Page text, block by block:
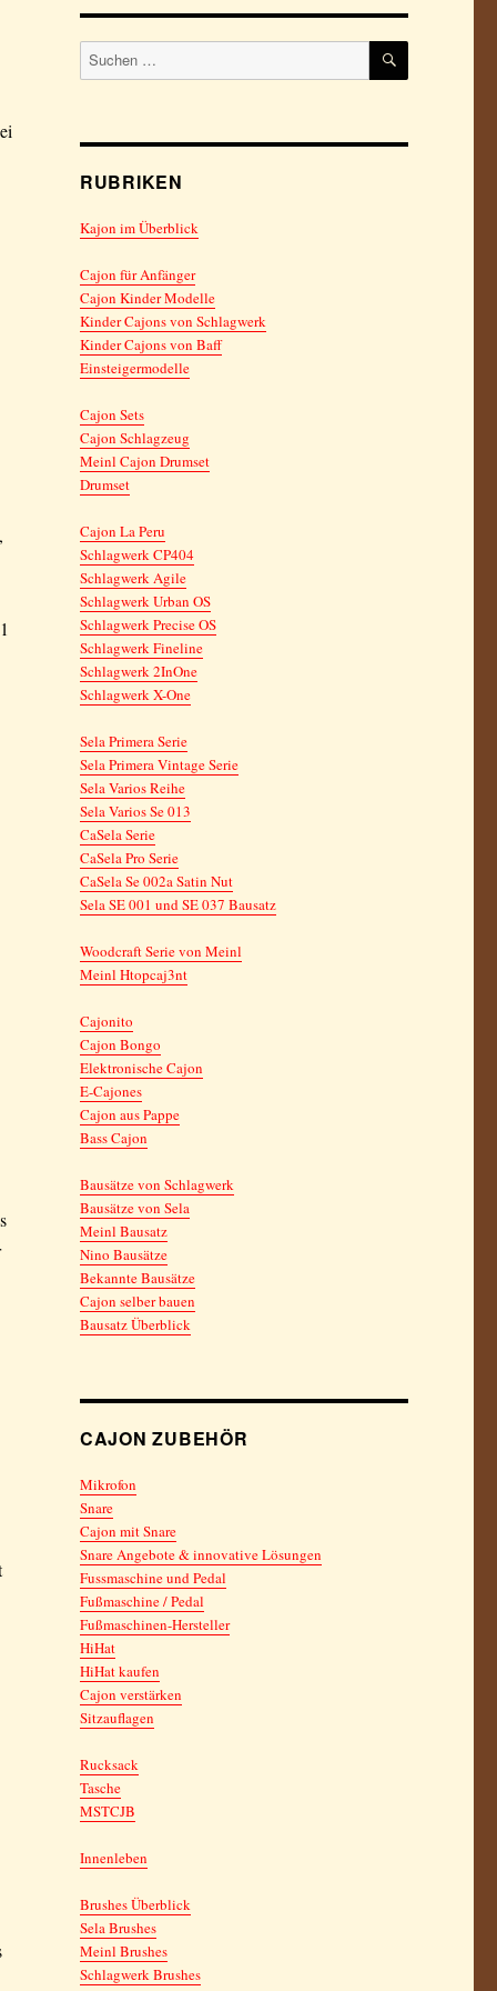
Suchen
nach:
SUCHEN
RUBRIKEN
Kajon im Überblick
Cajon für Anfänger
Cajon Kinder Modelle
Kinder Cajons von Schlagwerk
Kinder Cajons von Baff
Einsteigermodelle
Cajon Sets
Cajon Schlagzeug
Meinl Cajon Drumset
Drumset
Cajon La Peru
Schlagwerk CP404
Schlagwerk Agile
Schlagwerk Urban OS
Schlagwerk Precise OS
Schlagwerk Fineline
Schlagwerk 2InOne
Schlagwerk X-One
Sela Primera Serie
Sela Primera Vintage Serie
Sela Varios Reihe
Sela Varios Se 013
CaSela Serie
CaSela Pro Serie
CaSela Se 002a Satin Nut
Sela SE 001 und SE 037 Bausatz
Woodcraft Serie von Meinl
Meinl Htopcaj3nt
Cajonito
Cajon Bongo
Elektronische Cajon
E-Cajones
Cajon aus Pappe
Bass Cajon
Bausätze von Schlagwerk
Bausätze von Sela
Meinl Bausatz
Nino Bausätze
Bekannte Bausätze
Cajon selber bauen
Bausatz Überblick
CAJON ZUBEHÖR
Mikrofon
Snare
Cajon mit Snare
Snare Angebote & innovative Lösungen
Fussmaschine und Pedal
Fußmaschine / Pedal
Fußmaschinen-Hersteller
HiHat
HiHat kaufen
Cajon verstärken
Sitzauflagen
Rucksack
Tasche
MSTCJB
Innenleben
Brushes Überblick
Sela Brushes
Meinl Brushes
Schlagwerk Brushes